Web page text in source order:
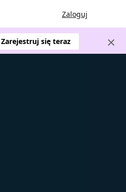
Zaloguj
Zarejestruj się teraz